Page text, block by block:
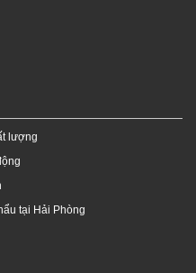
lượng
tại Hải Phòng